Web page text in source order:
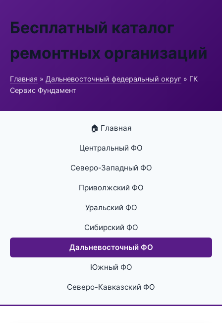
Бесплатный каталог
ремонтных организаций
Главная » Дальневосточный федеральный округ » ГК
Сервис Фундамент
🏠 Главная
Центральный ФО
Северо-Западный ФО
Приволжский ФО
Уральский ФО
Сибирский ФО
Дальневосточный ФО
Южный ФО
Северо-Кавказский ФО